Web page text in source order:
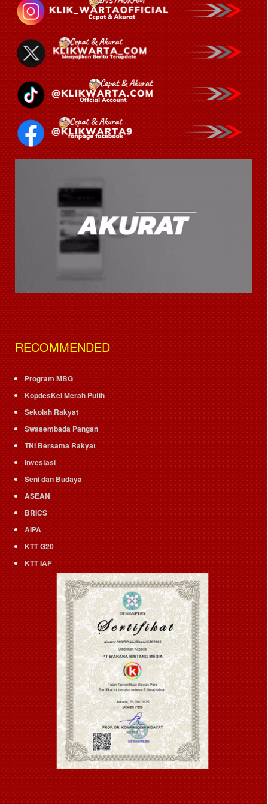
RECOMMENDED
Program MBG
KopdesKel Merah Putih
Sekolah Rakyat
Swasembada Pangan
TNI Bersama Rakyat
Investasi
Seni dan Budaya
ASEAN
BRICS
AIPA
KTT G20
KTT IAF